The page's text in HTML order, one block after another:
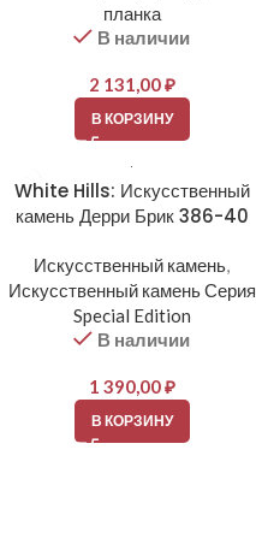
планка
В наличии
2 131,00₽
В КОРЗИНУ
White Hills: Искусственный
камень Дерри Брик 386-40
Искусственный камень,
Искусственный камень Серия
Special Edition
В наличии
1 390,00₽
В КОРЗИНУ